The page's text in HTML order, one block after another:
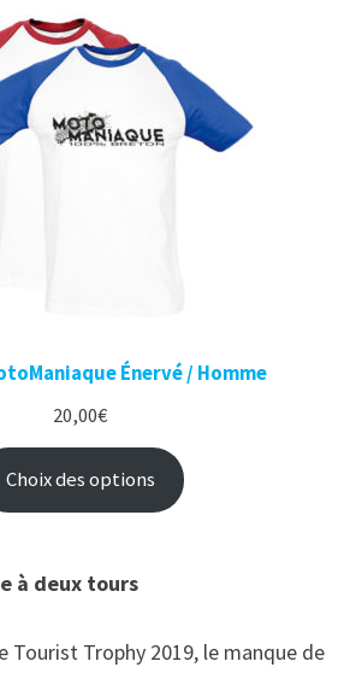
Énervé / Homme
20,00€
Choix des options
à deux tours
Tourist Trophy 2019, le manque de